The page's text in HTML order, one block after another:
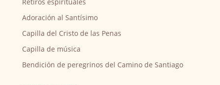
Adoración al Santísimo
Capilla del Cristo de las Penas
Capilla de música
Bendición de peregrinos del Camino de Santiago